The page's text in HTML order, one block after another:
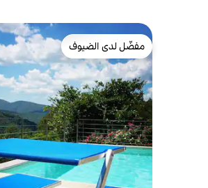
مفضّل لدى الضيوف
مفضّل لدى الضيوف